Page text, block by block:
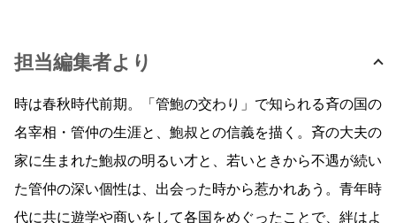
担当編集者より
時は春秋時代前期。「管鮑の交わり」で知られる斉の国の
名宰相・管仲の生涯と、鮑叔との信義を描く。斉の大夫の
家に生まれた鮑叔の明るい才と、若いときから不遇が続い
た管仲の深い個性は、出会った時から惹かれあう。青年時
代に共に遊学や商いをして各国をめぐったことで、絆はよ